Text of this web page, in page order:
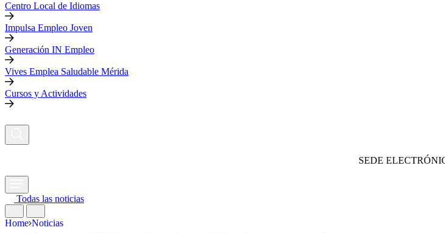
Centro Local de Idiomas
Impulsa Empleo Joven
Generación IN Empleo
Vives Emplea Saludable Mérida
Cursos y Actividades
SEDE
Todas las noticias
Home Noticias